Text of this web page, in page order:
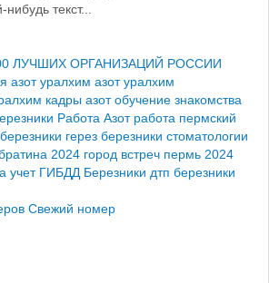
текст...
ЛУЧШИХ ОРГАНИЗАЦИЙ РОССИИ
азот уралхим азот уралхим
кадры азот обучение знакомства
Работа Азот работа пермский
герез березники стоматологии
2024 город встреч пермь 2024
учет ГИБДД Березники дтп березники
Свежий номер